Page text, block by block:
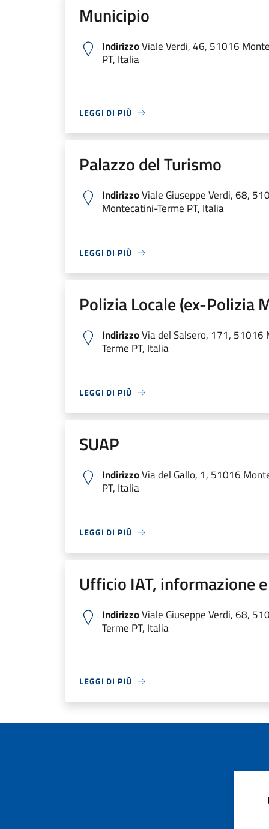
Municipio
IndirizzoViale Verdi, 46, 51016
PT, Italia
LEGGI DI PIÙ
Palazzo del Turismo
IndirizzoViale Giuseppe Verdi, 68,
Montecatini-Terme PT, Italia
LEGGI DI PIÙ
Polizia Locale (ex-Polizia
IndirizzoVia del Salsero, 171, 51016
Terme PT, Italia
LEGGI DI PIÙ
SUAP
IndirizzoVia del Gallo, 1, 51016
PT, Italia
LEGGI DI PIÙ
Ufficio IAT, informazione
IndirizzoViale Giuseppe Verdi, 68,
Terme PT, Italia
LEGGI DI PIÙ